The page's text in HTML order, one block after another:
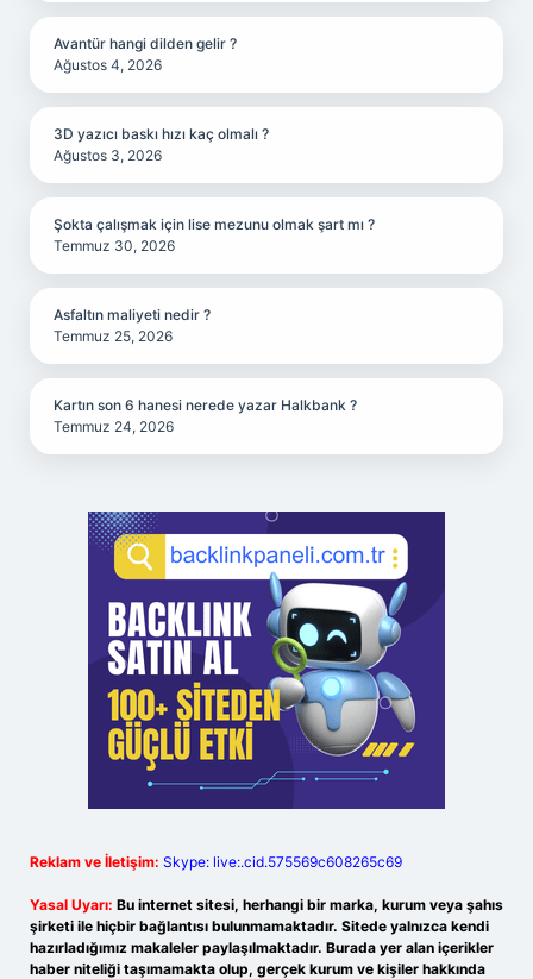
Avantür hangi dilden gelir ?
Ağustos 4, 2026
3D yazıcı baskı hızı kaç olmalı ?
Ağustos 3, 2026
Şokta çalışmak için lise mezunu olmak şart mı ?
Temmuz 30, 2026
Asfaltın maliyeti nedir ?
Temmuz 25, 2026
Kartın son 6 hanesi nerede yazar Halkbank ?
Temmuz 24, 2026
Reklam ve İletişim: Skype: live:.cid.575569c608265c69
Yasal Uyarı: Bu internet sitesi, herhangi bir marka, kurum veya şahıs
şirketi ile hiçbir bağlantısı bulunmamaktadır. Sitede yalnızca kendi
hazırladığımız makaleler paylaşılmaktadır. Burada yer alan içerikler
haber niteliği taşımamakta olup, gerçek kurum ve kişiler hakkında